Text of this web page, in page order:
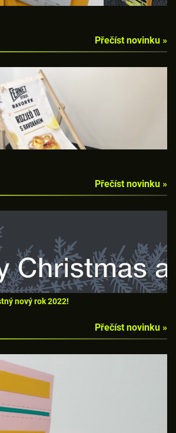
Přečíst novinku »
Přečíst novinku »
nový rok 2022!
Přečíst novinku »